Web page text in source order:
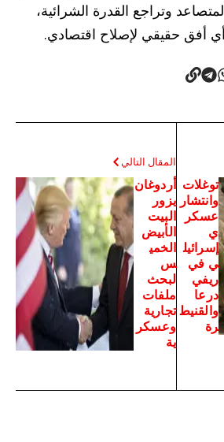
وتراجع القدرة الشرائية،
أفق حقيقي لإصلاح اقتصادي.
توغلات
وانتشار
عسكر
ي
إسرائيل
ي في
ريفي
درعا
والقنيط
رة
المقال التالي
أردوغان
يزور
البيت
الأبيض
الخمي
س
لبحث
ملفات
تجارية
وعسكر
ية